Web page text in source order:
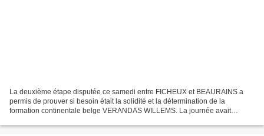
La deuxième étape disputée ce samedi entre FICHEUX et BEAURAINS a
permis de prouver si besoin était la solidité et la détermination de la
formation continentale belge VERANDAS WILLEMS. La journée avait